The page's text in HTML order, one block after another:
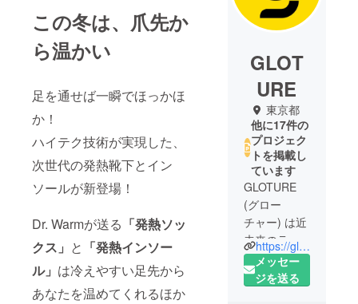
この冬は、爪先か
ら温かい
足を通せば一瞬でほっかほ
か！
ハイテク技術が実現した、
次世代の発熱靴下とイン
ソールが新登場！
Dr. Warmが送る 「発熱ソッ
クス」 と 「発熱インソー
ル」 は冷えやすい足先から
あなたを温めてくれるほか
GLOT
URE
東京都
他に17件の
プロジェク
トを掲載し
ています
GLOTURE
(グロー
チャー) は近
未来のライ
フスタイル
を提案する
https://gloture.co.jp/
メッセー
ジを送る